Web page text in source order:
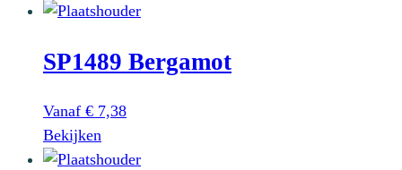
product
meerdere
Deze
kan
SP1489 Bergamot
Vanaf € 7,38
Bekijken
product